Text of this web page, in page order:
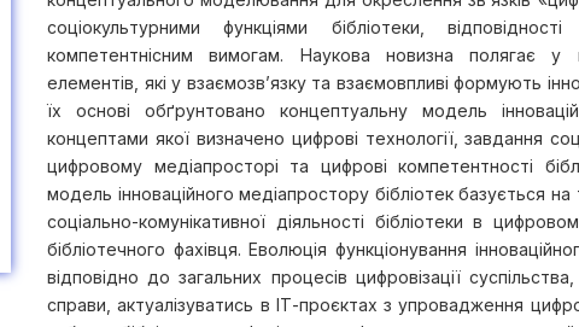
соціокультурними функціями бібліотеки,
компетентнісним вимогам. Наукова новизна полягає у
елементів, які у взаємозв’язку та взаємовпливі формують
їх основі обґрунтовано концептуальну модель
концептами якої визначено цифрові технології, завдання
цифровому медіапросторі та цифрові компетентності
модель інноваційного медіапростору бібліотек базується
соціально-комунікативної діяльності бібліотеки в
бібліотечного фахівця. Еволюція функціонування
відповідно до загальних процесів цифровізації
справи, актуалізуватись в ІТ-проєктах з упровадження